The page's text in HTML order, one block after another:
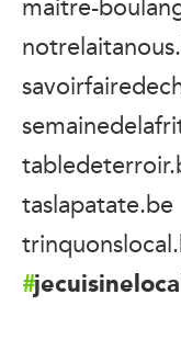
taslapatate.be